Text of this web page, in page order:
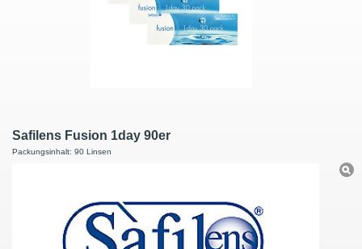
Safilens Fusion 1day 90er
Packungsinhalt: 90 Linsen